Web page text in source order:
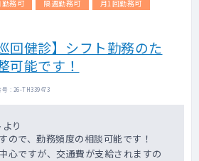
勤務可 隔週勤務可
月1回勤務可
回健診】シフト勤務のた
可能です！
: 26-TH339473
り
で、勤務頻度の相談可能です！
心ですが、交通費が支給されますの